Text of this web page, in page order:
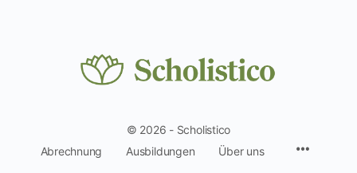
© 2026 - Scholistico
Abrechnung
Ausbildungen Über uns